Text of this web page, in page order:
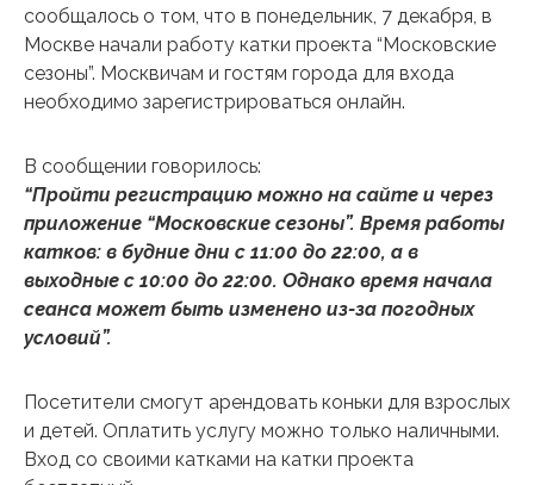
сообщалось о том, что в понедельник, 7 декабря, в
Москве начали работу катки проекта “Московские
сезоны”. Москвичам и гостям города для входа
необходимо зарегистрироваться онлайн.
В сообщении говорилось:
“Пройти регистрацию можно на сайте и через
приложение “Московские сезоны”. Время работы
катков: в будние дни с 11:00 до 22:00, а в
выходные с 10:00 до 22:00. Однако время начала
сеанса может быть изменено из-за погодных
условий”.
Посетители смогут арендовать коньки для взрослых
и детей. Оплатить услугу можно только наличными.
Вход со своими катками на катки проекта